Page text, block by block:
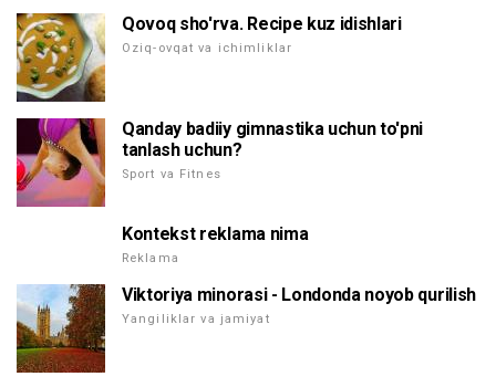
Qovoq sho'rva. Recipe kuz idishlari
Oziq-ovqat va ichimliklar
Qanday badiiy gimnastika uchun to'pni
tanlash uchun?
Sport va Fitnes
Kontekst reklama nima
Reklama
Viktoriya minorasi - Londonda noyob qurilish
Yangiliklar va jamiyat